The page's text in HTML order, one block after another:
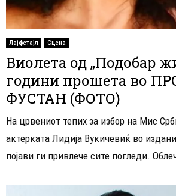
Лајфстајл Сцена
Виолета од „Подобар
години прошета во
ФУСТАН (ФОТО)
На црвениот тепих за избор на Мис
актерката Лидија Вукичевиќ во
појави ги привлече сите погледи.